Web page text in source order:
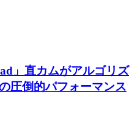
」直カムがアルゴリズ
圧倒的パフォーマンス